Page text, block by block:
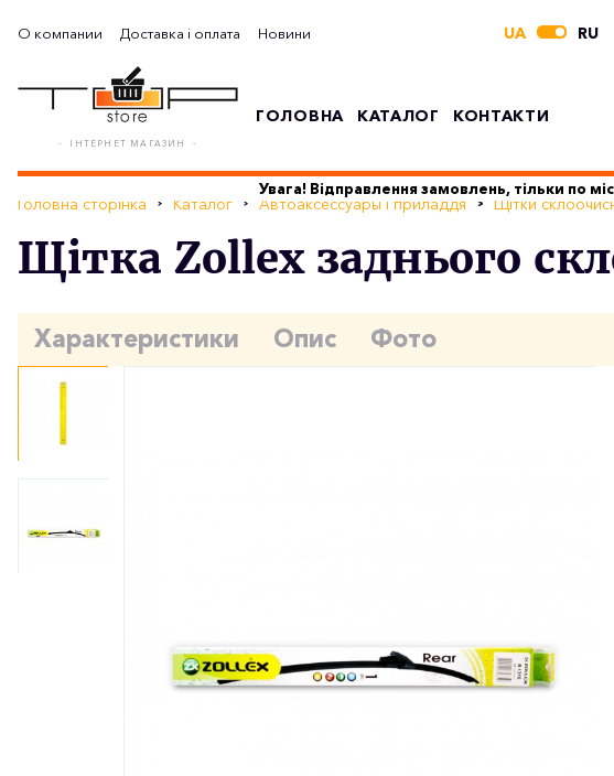
О компании Доставка і оплата Новини UA RU
- ІНТЕРНЕТ МАГАЗИН -
ГОЛОВНА КАТАЛОГ КОНТАКТИ
Увага! Відправлення замовлень, тільки по
Головна сторінка Каталог Автоаксессуары і приладдя Щітки
Щітка Zollex заднього
Характеристики Опис Фото